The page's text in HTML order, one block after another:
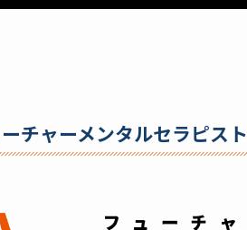
チャーメンタルセラピスト